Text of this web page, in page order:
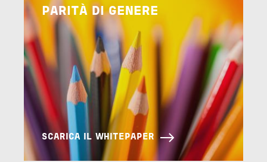
PARITÀ DI GENERE
SCARICA IL WHITEPAPER